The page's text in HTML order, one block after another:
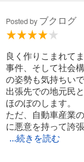
Posted by ブクログ
良く作りこまれて
事件、そして社会
の姿勢も気持ちいで
出張先での地元民
ほのぼのします。
ただ、自動車産業
に悪意を持って誇
...続きを読む